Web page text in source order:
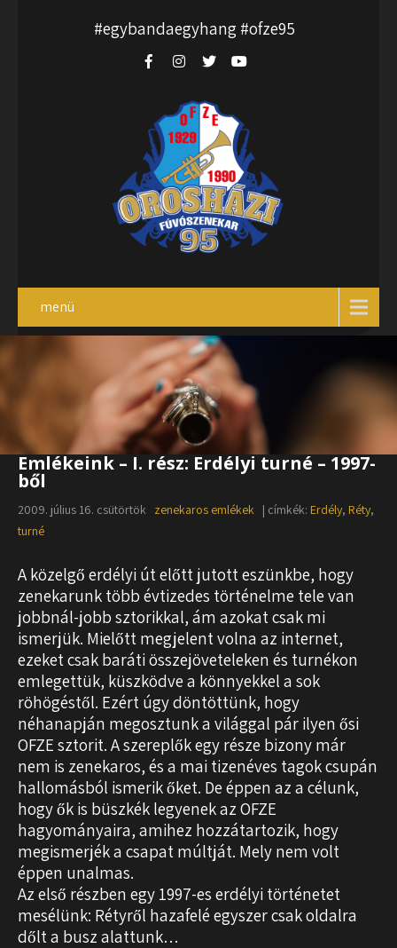
#egybandaegyhang #ofze95
menü
Emlékeink – I. rész: Erdélyi turné – 1997-
ből
2009. július 16. csütörtök zenekaros emlékek | címkék: Erdély, Réty,
turné
A közelgő erdélyi út előtt jutott eszünkbe, hogy
zenekarunk több évtizedes történelme tele van
jobbnál-jobb sztorikkal, ám azokat csak mi
ismerjük. Mielőtt megjelent volna az internet,
ezeket csak baráti összejöveteleken és turnékon
emlegettük, küszködve a könnyekkel a sok
röhögéstől. Ezért úgy döntöttünk, hogy
néhanapján megosztunk a világgal pár ilyen ősi
OFZE sztorit. A szereplők egy része bizony már
nem is zenekaros, és a mai tizenéves tagok csupán
hallomásból ismerik őket. De éppen az a célunk,
hogy ők is büszkék legyenek az OFZE
hagyományaira, amihez hozzátartozik, hogy
megismerjék a csapat múltját. Mely nem volt
éppen unalmas.
Az első részben egy 1997-es erdélyi történetet
mesélünk: Rétyről hazafelé egyszer csak oldalra
dőlt a busz alattunk…